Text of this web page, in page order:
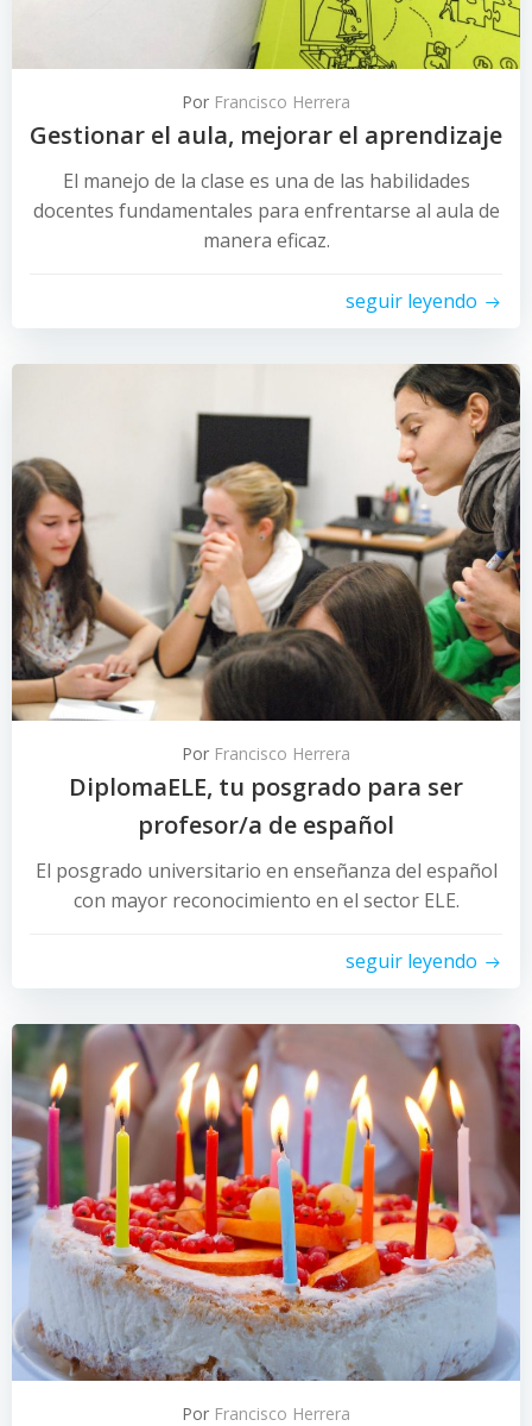
Por Francisco Herrera
Gestionar el aula, mejorar el aprendizaje
El manejo de la clase es una de las habilidades
docentes fundamentales para enfrentarse al aula de
manera eficaz.
seguir leyendo
Por Francisco Herrera
DiplomaELE, tu posgrado para ser
profesor/a de español
El posgrado universitario en enseñanza del español
con mayor reconocimiento en el sector ELE.
seguir leyendo
Por Francisco Herrera